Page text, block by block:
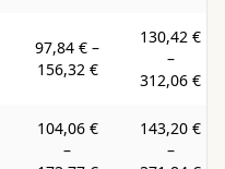
97,84 € –
156,32 €
130,42 €
–
312,06 €
104,06 €
–
143,20 €
–